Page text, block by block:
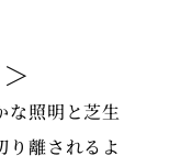
な照明と芝生
り離されるよ